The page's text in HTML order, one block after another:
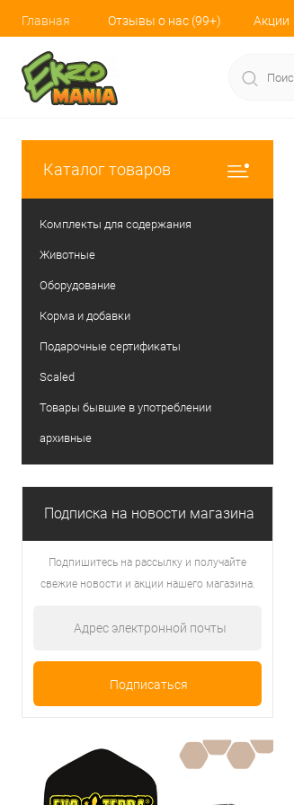
Главная Отзывы о нас (99+) Акции
Каталог товаров
Комплекты для содержания
Животные
Оборудование
Корма и добавки
Подарочные сертификаты
Scaled
Товары бывшие в употреблении
архивные
Подписка на новости магазина
Подпишитесь на рассылку и получайте
свежие новости и акции нашего магазина.